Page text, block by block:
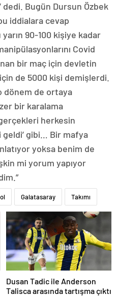
dedi. Bugün Dursun Özbek
iddialara cevap
90-100 kişiye kadar
Covid
bir maç için devletin
de 5000 kişi demişlerdi.
dönem de ortaya
bir karalama
herkesin
geldi’ gibi… Bir mafya
yoksa benim de
mi yorum yapıyor
Galatasaray Takımı
Dusan Tadic ile Anderson
Talisca arasında tartışma çıktı